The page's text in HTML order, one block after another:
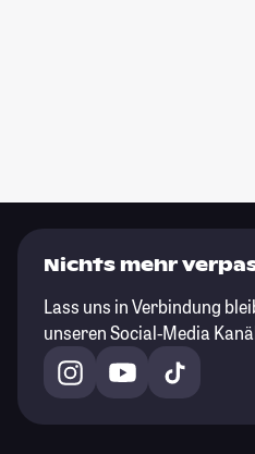
Nichts mehr
Lass uns in Verbindung
unseren Social-Media